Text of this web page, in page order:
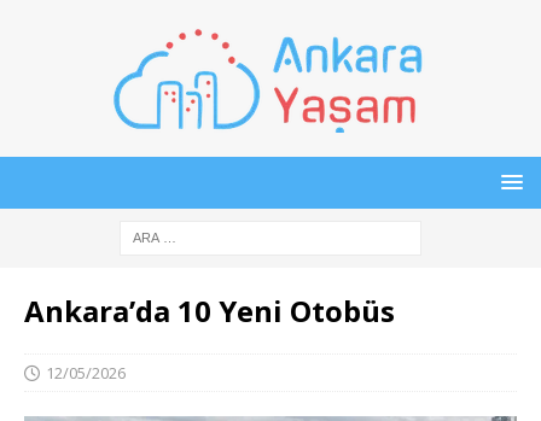
Ankara’da 10 Yeni Otobüs
12/05/2026